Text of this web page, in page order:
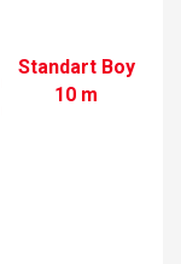
Standart Boy
10 m